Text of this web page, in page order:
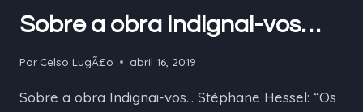
FANATISMO
A
Sobre a obra Indignai-vos…
Por Celso LugÃ£o abril 16, 2019
Sobre a obra Indignai-vos… Stéphane Hessel: “Os